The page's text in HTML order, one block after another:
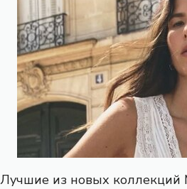
Лучшие из новых коллекций